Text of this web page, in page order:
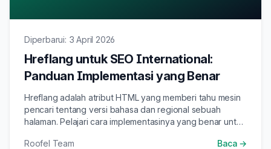
Diperbarui: 3 April 2026
Hreflang untuk SEO International:
Panduan Implementasi yang Benar
Hreflang adalah atribut HTML yang memberi tahu mesin
pencari tentang versi bahasa dan regional sebuah
halaman. Pelajari cara implementasinya yang benar untuk
Roofel Team
Baca →